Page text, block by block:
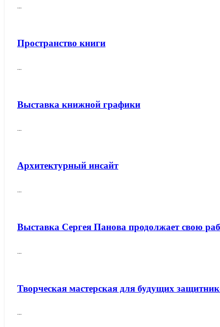
...
Пространство книги
...
Выставка книжной графики
...
Архитектурный инсайт
...
Выставка Сергея Панова продолжает свою
...
Творческая мастерская для будущих
...